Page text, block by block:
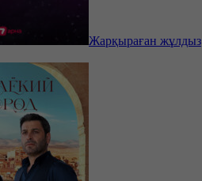
Жарқыраған жұлдыз